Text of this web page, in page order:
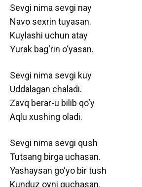
Sevgi nima sevgi nay
Navo sexrin tuyasan.
Kuylashi uchun atay
Yurak bag‘rin o‘yasan.
Sevgi nima sevgi kuy
Uddalagan chaladi.
Zavq berar-u bilib qo‘y
Aqlu xushing oladi.
Sevgi nima sevgi qush
Tutsang birga uchasan.
Yashaysan go‘yo bir tush
Kunduz oyni quchasan.